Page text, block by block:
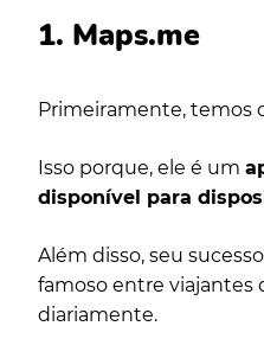
1. Maps.me
Primeiramente, temos
Isso porque, ele é um
disponível para
Além disso, seu
famoso entre viajantes
diariamente.